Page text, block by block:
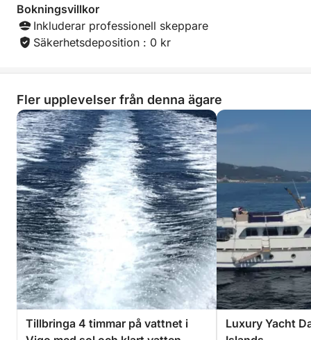
Bokningsvillkor
Inkluderar professionell skeppare
Säkerhetsdeposition : 0 kr
Fler upplevelser från denna ägare
Tillbringa 4 timmar på vattnet i
Luxury Yacht